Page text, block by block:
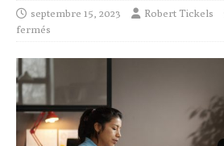
septembre 15, 2023 Robert Tickels
fermés